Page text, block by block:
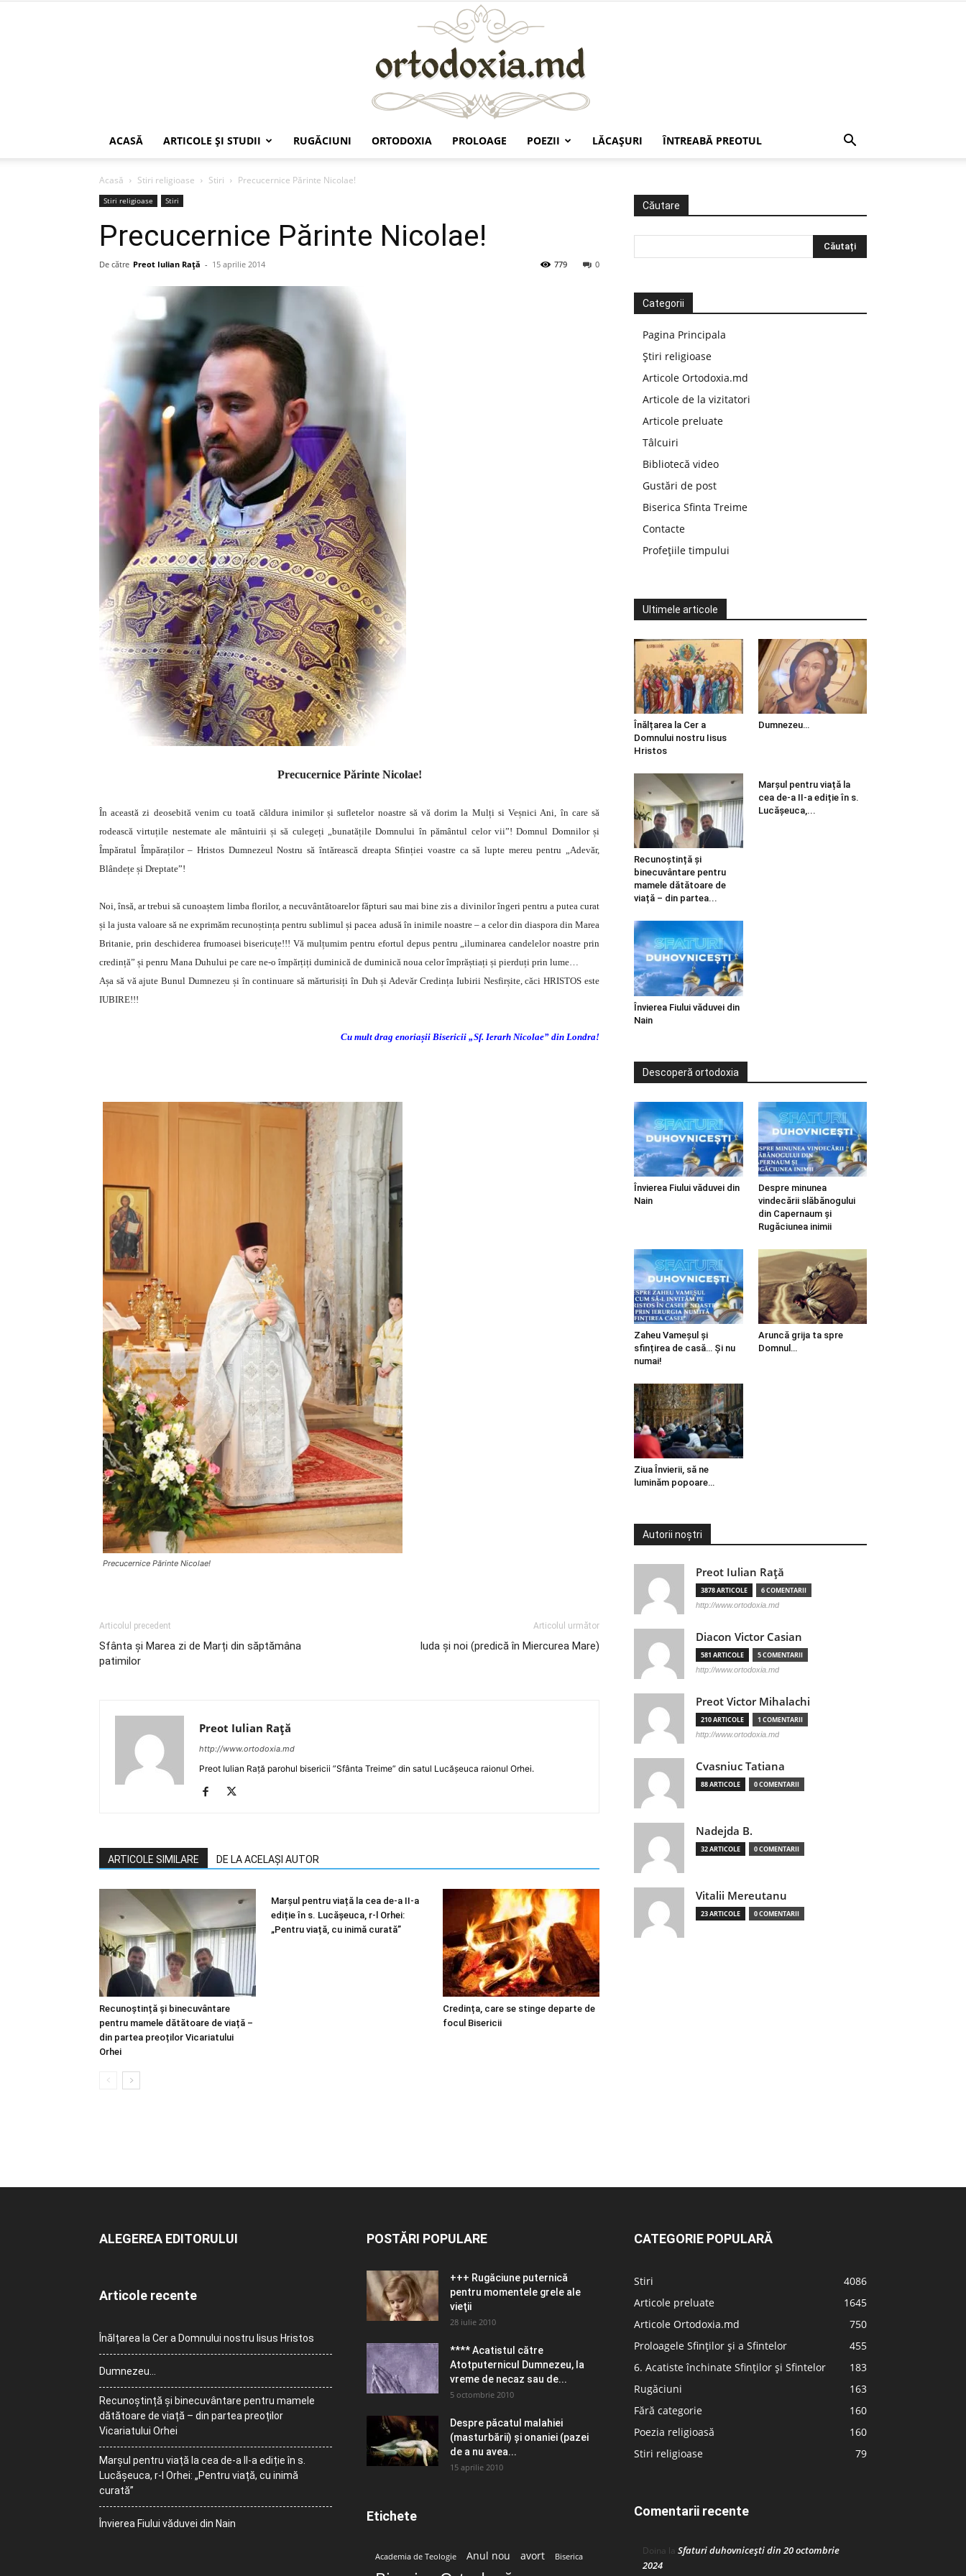
ACASĂ ARTICOLE ŞI STUDII RUGĂCIUNI ORTODOXIA PROLOAGE POEZII LĂCAŞURI ÎNTREABĂ PREOTUL
Acasă Stiri religioase Stiri Precucernice Părinte Nicolae!
Stiri religioase Stiri
Precucernice Părinte Nicolae!
De către Preot Iulian Raţă - 15 aprilie 2014 0
779
Precucernice Părinte Nicolae!
În această zi deosebită venim cu toată căldura inimilor și sufletelor noastre să vă dorim la Mulți si Veșnici Ani, în care să
rodească virtuțile nestemate ale mântuirii și să culegeți „bunatățile Domnului în pământul celor vii”! Domnul Domnilor și
Împăratul Împăraților – Hristos Dumnezeul Nostru să întărească dreapta Sfinției voastre ca să lupte mereu pentru „Adevăr,
Blândețe și Dreptate”!
Noi, însă, ar trebui să cunoaștem limba florilor, a necuvântătoarelor făpturi sau mai bine zis a divinilor îngeri pentru a putea curat
și la justa valoare să ne exprimăm recunoștința pentru sublimul și pacea adusă în inimile noastre – a celor din diaspora din Marea
Britanie, prin deschiderea frumoasei bisericuțe!!! Vă mulțumim pentru efortul depus pentru „iluminarea candelelor noastre prin
credință” și penru Mana Duhului pe care ne-o împărțiți duminică de duminică noua celor împrăștiați și pierduți prin lume…
Așa să vă ajute Bunul Dumnezeu și în continuare să mărturisiți în Duh și Adevăr Credința Iubirii Nesfirșite, căci HRISTOS este
IUBIRE!!!
Cu mult drag enoriașii Bisericii „Sf. Ierarh Nicolae” din Londra!
Precucernice Părinte Nicolae!
Articolul precedent
Sfânta și Marea zi de Marți din săptămâna
patimilor
Articolul următor
Iuda şi noi (predică în Miercurea Mare)
Preot Iulian Raţă
http://www.ortodoxia.md
Preot Iulian Rață parohul bisericii ”Sfânta Treime” din satul Lucășeuca raionul Orhei.
ARTICOLE SIMILARE DE LA ACELAȘI AUTOR
Recunoștință și binecuvântare
pentru mamele dătătoare de viață –
din partea preoților Vicariatului
Orhei
Marșul pentru viață la cea de-a II-a
ediție în s. Lucășeuca, r-l Orhei:
„Pentru viață, cu inimă curată”
Credința, care se stinge departe de
focul Bisericii
Căutare
Categorii
Pagina Principala
Știri religioase
Articole Ortodoxia.md
Articole de la vizitatori
Articole preluate
Tâlcuiri
Bibliotecă video
Gustări de post
Biserica Sfinta Treime
Contacte
Profețiile timpului
Ultimele articole
Înălțarea la Cer a
Domnului nostru Iisus
Hristos
Dumnezeu…
Recunoștință și
binecuvântare pentru
mamele dătătoare de
viață – din partea...
Marșul pentru viață la
cea de-a II-a ediție în s.
Lucășeuca,...
Învierea Fiului văduvei din
Nain
Descoperă ortodoxia
Învierea Fiului văduvei din
Nain
Despre minunea
vindecării slăbănogului
din Capernaum și
Rugăciunea inimii
Zaheu Vameșul și
sfințirea de casă… Și nu
numai!
Aruncă grija ta spre
Domnul…
Ziua Învierii, să ne
luminăm popoare…
Autorii noștri
Preot Iulian Raţă
3878 ARTICOLE 6 COMENTARII
http://www.ortodoxia.md
Diacon Victor Casian
581 ARTICOLE 5 COMENTARII
http://www.ortodoxia.md
Preot Victor Mihalachi
210 ARTICOLE 1 COMENTARII
http://www.ortodoxia.md
Cvasniuc Tatiana
88 ARTICOLE 0 COMENTARII
Nadejda B.
32 ARTICOLE 0 COMENTARII
Vitalii Mereutanu
23 ARTICOLE 0 COMENTARII
ALEGEREA EDITORULUI
Articole recente
Înălțarea la Cer a Domnului nostru Iisus Hristos
Dumnezeu…
Recunoștință și binecuvântare pentru mamele
dătătoare de viață – din partea preoților
Vicariatului Orhei
Marșul pentru viață la cea de-a II-a ediție în s.
Lucășeuca, r-l Orhei: „Pentru viață, cu inimă
curată”
Învierea Fiului văduvei din Nain
POSTĂRI POPULARE
+++ Rugăciune puternică
pentru momentele grele ale
vieţii
28 iulie 2010
**** Acatistul către
Atotputernicul Dumnezeu, la
vreme de necaz sau de...
5 octombrie 2010
Despre păcatul malahiei
(masturbării) şi onaniei (pazei
de a nu avea...
15 aprilie 2010
Etichete
Academia de Teologie Anul nou avort Biserica
CATEGORIE POPULARĂ
Stiri
4086
Articole preluate
1645
Articole Ortodoxia.md
750
Proloagele Sfinților și a Sfintelor
455
6. Acatiste închinate Sfinților și Sfintelor
183
Rugăciuni
163
Fără categorie
160
Poezia religioasă
160
Stiri religioase
79
Comentarii recente
Doina la Sfaturi duhovnicești din 20 octombrie
2024